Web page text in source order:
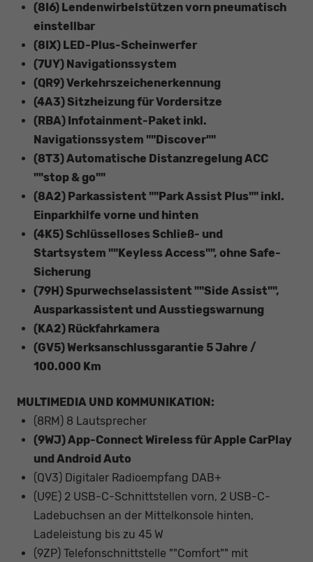
(8I6) Lendenwirbelstützen vorn pneumatisch
einstellbar
(8IX) LED-Plus-Scheinwerfer
(7UY) Navigationssystem
(QR9) Verkehrszeichenerkennung
(4A3) Sitzheizung für Vordersitze
(RBA) Infotainment-Paket inkl.
Navigationssystem ""Discover""
(8T3) Automatische Distanzregelung ACC
""stop & go""
(8A2) Parkassistent ""Park Assist Plus"" inkl.
Einparkhilfe vorne und hinten
(4K5) Schlüsselloses Schließ- und
Startsystem ""Keyless Access"", ohne Safe-
Sicherung
(79H) Spurwechselassistent ""Side Assist"",
Ausparkassistent und Ausstiegswarnung
(KA2) Rückfahrkamera
(GV5) Werksanschlussgarantie 5 Jahre /
100.000 Km
MULTIMEDIA UND KOMMUNIKATION:
(8RM) 8 Lautsprecher
(9WJ) App-Connect Wireless für Apple CarPlay
und Android Auto
(QV3) Digitaler Radioempfang DAB+
(U9E) 2 USB-C-Schnittstellen vorn, 2 USB-C-
Ladebuchsen an der Mittelkonsole hinten,
Ladeleistung bis zu 45 W
(9ZP) Telefonschnittstelle ""Comfort"" mit